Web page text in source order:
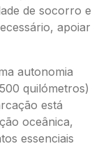
de socorro e
apoiar
autonomia
quilómetros)
está
oceânica,
essenciais